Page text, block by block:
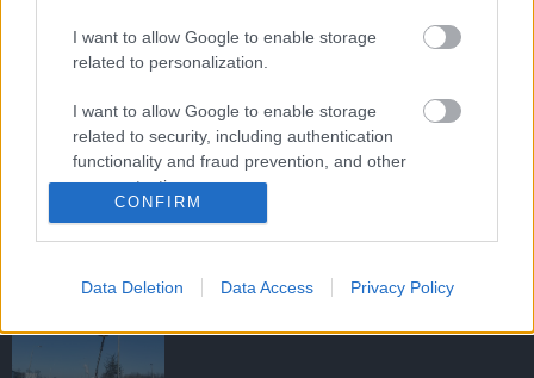
I want to allow Google to enable storage
related to personalization.
I want to allow Google to enable storage
related to security, including authentication
functionality and fraud prevention, and other
user protection.
CONFIRM
Data Deletion Data Access Privacy Policy
Somogyban is becsöngettek: Több
rendőr lesz az iskolák környékén
Kevesebb fényt!